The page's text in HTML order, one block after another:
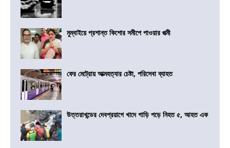
মুম্বাইয়ে প্রশান্ত কিশোর সমীপে পাওয়ার পত্মী
ফের মেট্রোয় আত্মহত্যার চেষ্টা, পরিসেবা ব্যাহত
উত্তরাখন্ডের দেবপ্রয়াগে খাদে গাড়ি পড়ে নিহত ৫, আহত এক